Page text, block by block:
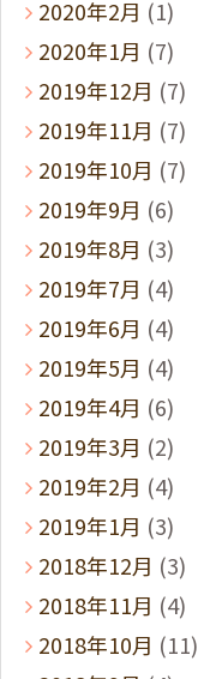
2020年2月 (1)
2020年1月 (7)
2019年12月 (7)
2019年11月 (7)
2019年10月 (7)
2019年9月 (6)
2019年8月 (3)
2019年7月 (4)
2019年6月 (4)
2019年5月 (4)
2019年4月 (6)
2019年3月 (2)
2019年2月 (4)
2019年1月 (3)
2018年12月 (3)
2018年11月 (4)
2018年10月 (11)